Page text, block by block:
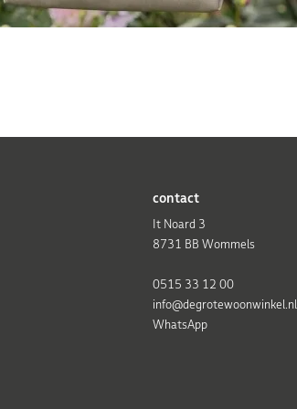
contact
It Noard 3
8731 BB Wommels
0515 33 12 00
info@degrotewoonwinkel.nl
WhatsApp